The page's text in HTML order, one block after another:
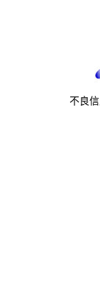
不良